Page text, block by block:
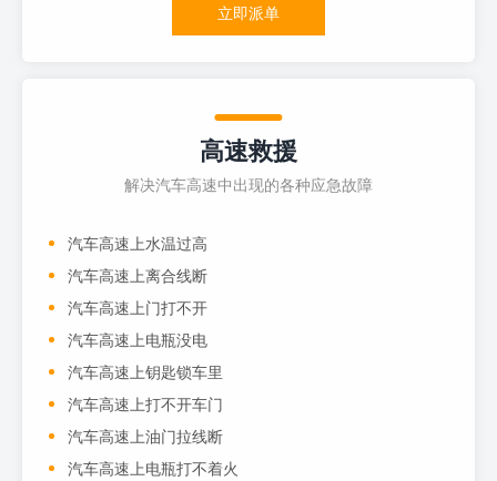
立即派单
高速救援
解决汽车高速中出现的各种应急故障
汽车高速上水温过高
汽车高速上离合线断
汽车高速上门打不开
汽车高速上电瓶没电
汽车高速上钥匙锁车里
汽车高速上打不开车门
汽车高速上油门拉线断
汽车高速上电瓶打不着火